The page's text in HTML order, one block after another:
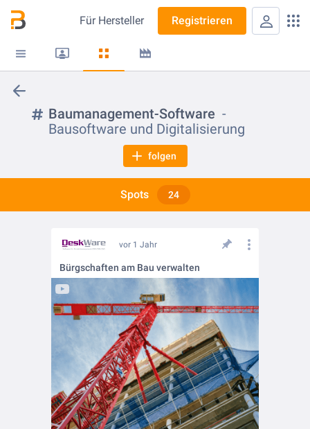
Für Hersteller Registrieren
Baumanagement-Software
Bausoftware und Digitalisierung
folgen
Spots 24
vor 1 Jahr
Bürgschaften am Bau verwalten